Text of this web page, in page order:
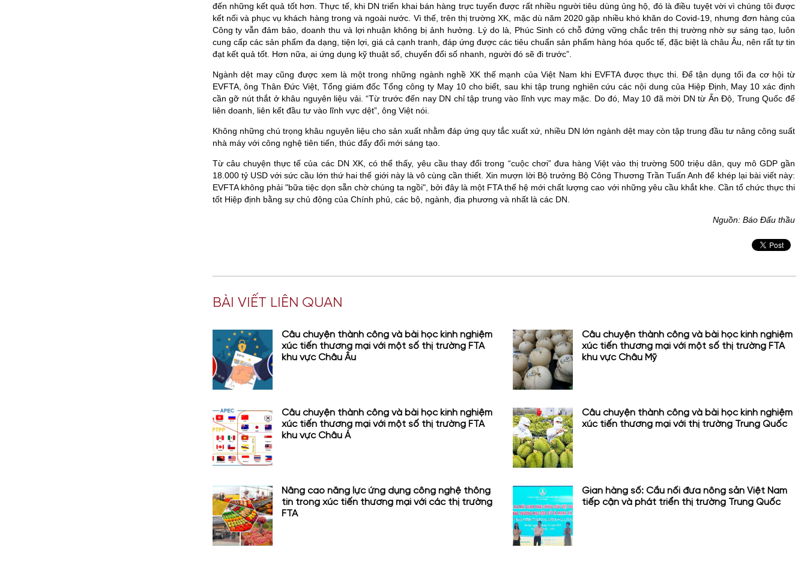
đến những kết quả tốt hơn. Thực tế, khi DN triển khai bán hàng trực tuyến được rất nhiều người tiêu dùng ủng hộ, đó là điều tuyệt vời vì chúng tôi được
kết nối và phục vụ khách hàng trong và ngoài nước. Vì thế, trên thị trường XK, mặc dù năm 2020 gặp nhiều khó khăn do Covid-19, nhưng đơn hàng của
Công ty vẫn đảm bảo, doanh thu và lợi nhuận không bị ảnh hưởng. Lý do là, Phúc Sinh có chỗ đứng vững chắc trên thị trường nhờ sự sáng tạo, luôn
cung cấp các sản phẩm đa dạng, tiện lợi, giá cả cạnh tranh, đáp ứng được các tiêu chuẩn sản phẩm hàng hóa quốc tế, đặc biệt là châu Âu, nên rất tự tin
đạt kết quả tốt. Hơn nữa, ai ứng dụng kỹ thuật số, chuyển đổi số nhanh, người đó sẽ đi trước”.
Ngành dệt may cũng được xem là một trong những ngành nghề XK thế mạnh của Việt Nam khi EVFTA được thực thi. Để tận dụng tối đa cơ hội từ
EVFTA, ông Thân Đức Việt, Tổng giám đốc Tổng công ty May 10 cho biết, sau khi tập trung nghiên cứu các nội dung của Hiệp Định, May 10 xác định
cần gỡ nút thắt ở khâu nguyên liệu vải. “Từ trước đến nay DN chỉ tập trung vào lĩnh vực may mặc. Do đó, May 10 đã mời DN từ Ấn Độ, Trung Quốc để
liên doanh, liên kết đầu tư vào lĩnh vực dệt”, ông Việt nói.
Không những chú trọng khâu nguyên liệu cho sản xuất nhằm đáp ứng quy tắc xuất xứ, nhiều DN lớn ngành dệt may còn tập trung đầu tư nâng công suất
nhà máy với công nghệ tiên tiến, thúc đẩy đổi mới sáng tạo.
Từ câu chuyện thực tế của các DN XK, có thể thấy, yêu cầu thay đổi trong “cuộc chơi” đưa hàng Việt vào thị trường 500 triệu dân, quy mô GDP gần
18.000 tỷ USD với sức cầu lớn thứ hai thế giới này là vô cùng cần thiết. Xin mượn lời Bộ trưởng Bộ Công Thương Trần Tuấn Anh để khép lại bài viết này:
EVFTA không phải "bữa tiệc dọn sẵn chờ chúng ta ngồi", bởi đây là một FTA thế hệ mới chất lượng cao với những yêu cầu khắt khe. Cần tổ chức thực thi
tốt Hiệp định bằng sự chủ động của Chính phủ, các bộ, ngành, địa phương và nhất là các DN.
Nguồn: Báo Đấu thầu
BÀI VIẾT LIÊN QUAN
Câu chuyện thành công và bài học kinh nghiệm
xúc tiến thương mại với một số thị trường FTA
khu vực Châu Âu
Câu chuyện thành công và bài học kinh nghiệm
xúc tiến thương mại với một số thị trường FTA
khu vực Châu Mỹ
Câu chuyện thành công và bài học kinh nghiệm
xúc tiến thương mại với một số thị trường FTA
khu vực Châu Á
Câu chuyện thành công và bài học kinh nghiệm
xúc tiến thương mại với thị trường Trung Quốc
Nâng cao năng lực ứng dụng công nghệ thông
tin trong xúc tiến thương mại với các thị trường
FTA
Gian hàng số: Cầu nối đưa nông sản Việt Nam
tiếp cận và phát triển thị trường Trung Quốc